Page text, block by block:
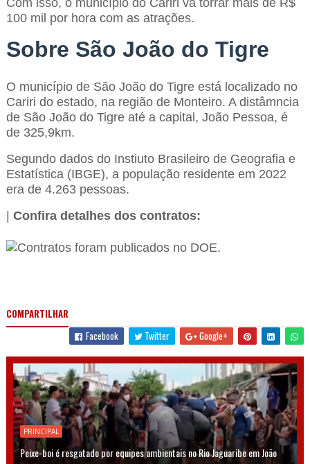
Com isso, o município do Cariri va torrar mais de R$
100 mil por hora com as atrações.
Sobre São João do Tigre
O município de São João do Tigre está localizado no
Cariri do estado, na região de Monteiro. A distâmncia
de São João do Tigre até a capital, João Pessoa, é
de 325,9km.
Segundo dados do Instiuto Brasileiro de Geografia e
Estatística (IBGE), a população residente em 2022
era de 4.263 pessoas.
Confira detalhes dos contratos:
COMPARTILHAR
Facebook
Twitter Google+
PRINCIPAL
Peixe-boi é resgatado por equipes ambientais no Rio Jaguaribe em João